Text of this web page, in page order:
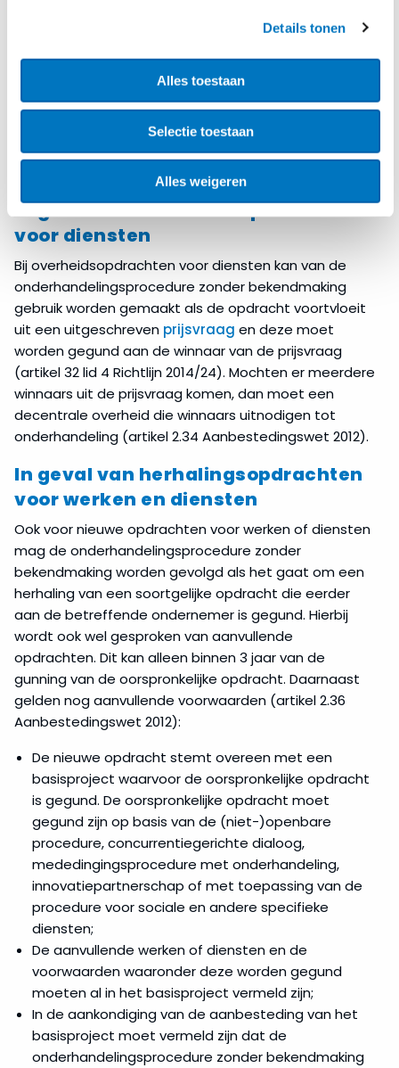
Details tonen
Alles toestaan
Selectie toestaan
Alles weigeren
In geval van overheidsopdrachten
voor diensten
Bij overheidsopdrachten voor diensten kan van de
onderhandelingsprocedure zonder bekendmaking
gebruik worden gemaakt als de opdracht voortvloeit
uit een uitgeschreven prijsvraag en deze moet
worden gegund aan de winnaar van de prijsvraag
(artikel 32 lid 4 Richtlijn 2014/24). Mochten er meerdere
winnaars uit de prijsvraag komen, dan moet een
decentrale overheid die winnaars uitnodigen tot
onderhandeling (artikel 2.34 Aanbestedingswet 2012).
In geval van herhalingsopdrachten
voor werken en diensten
Ook voor nieuwe opdrachten voor werken of diensten
mag de onderhandelingsprocedure zonder
bekendmaking worden gevolgd als het gaat om een
herhaling van een soortgelijke opdracht die eerder
aan de betreffende ondernemer is gegund. Hierbij
wordt ook wel gesproken van aanvullende
opdrachten. Dit kan alleen binnen 3 jaar van de
gunning van de oorspronkelijke opdracht. Daarnaast
gelden nog aanvullende voorwaarden (artikel 2.36
Aanbestedingswet 2012):
De nieuwe opdracht stemt overeen met een
basisproject waarvoor de oorspronkelijke opdracht
is gegund. De oorspronkelijke opdracht moet
gegund zijn op basis van de (niet-)openbare
procedure, concurrentiegerichte dialoog,
mededingingsprocedure met onderhandeling,
innovatiepartnerschap of met toepassing van de
procedure voor sociale en andere specifieke
diensten;
De aanvullende werken of diensten en de
voorwaarden waaronder deze worden gegund
moeten al in het basisproject vermeld zijn;
In de aankondiging van de aanbesteding van het
basisproject moet vermeld zijn dat de
onderhandelingsprocedure zonder bekendmaking